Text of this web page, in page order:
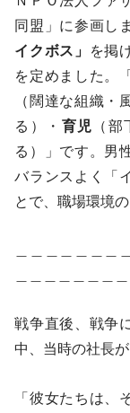
同盟」に参画し
イクボス」
を掲
を定めました。
（闊達な組織・
る）・ 育児 （
る）」です。男
バランスよく「
とで、職場環境
戦争直後、戦争
中、当時の社長が
「彼女たちは、